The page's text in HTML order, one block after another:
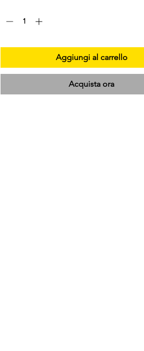
Aggiungi al carrello
Acquista ora